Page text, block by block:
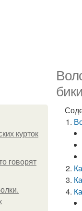
курток
говорят